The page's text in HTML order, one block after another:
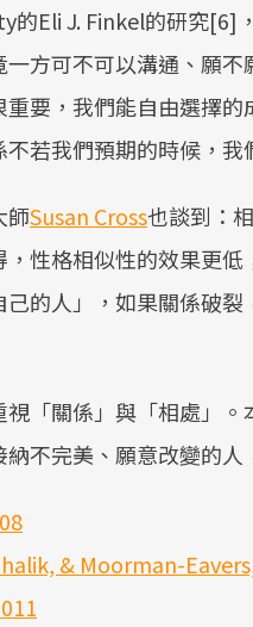
Eli J. Finkel的研究[6]
方可不可以溝通、願
要，我們能自由選擇
若我們預期的時候，我
師Susan Cross也談到：
性格相似性的效果更
的人」，如果關係破
「關係」與「相處」
不完美、願意改變的人
& Moorman-